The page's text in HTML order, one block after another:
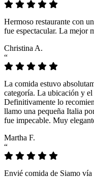
Hermoso restaurante con
fue espectacular. La mejor
Christina A.
“
La comida estuvo
categoría. La ubicación y
Definitivamente lo
llamo una pequeña Italia
fue impecable. Muy
Martha F.
“
Envié comida de Siamo